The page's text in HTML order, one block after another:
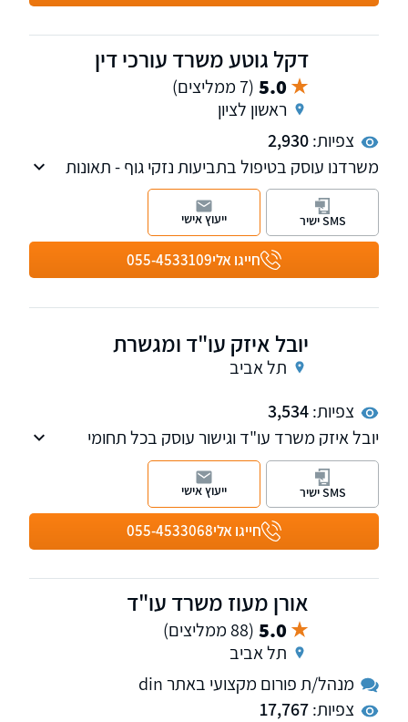
דקל גוטע משרד עורכי דין
5.0 (7 ממליצים)
ראשון לציון
צפיות:2,930
משרדנו עוסק בטיפול בתביעות נזקי גוף - תאונות
דרכים, תאונות עבודה, ביטוח לאומי, משרד
הביטחון, רשלנות רפואית ופוליסות ביטוח פרטיות.
חייגו אלי055-4533109
SMS ישיר ייעוץ אישי
יובל איזק עו"ד ומגשרת
תל אביב
צפיות:3,534
יובל איזק משרד עו"ד וגישור עוסק בכל תחומי
הנזיקין לרבות תביעות מול הביטוח הלאומי, וכמו
בייפוי כוח מתמשך
חייגו אלי055-4533068
SMS ישיר ייעוץ אישי
אורן מעוז משרד עו"ד
5.0 (88 ממליצים)
תל אביב
מנהל/ת פורום מקצועי באתר din
צפיות:17,767